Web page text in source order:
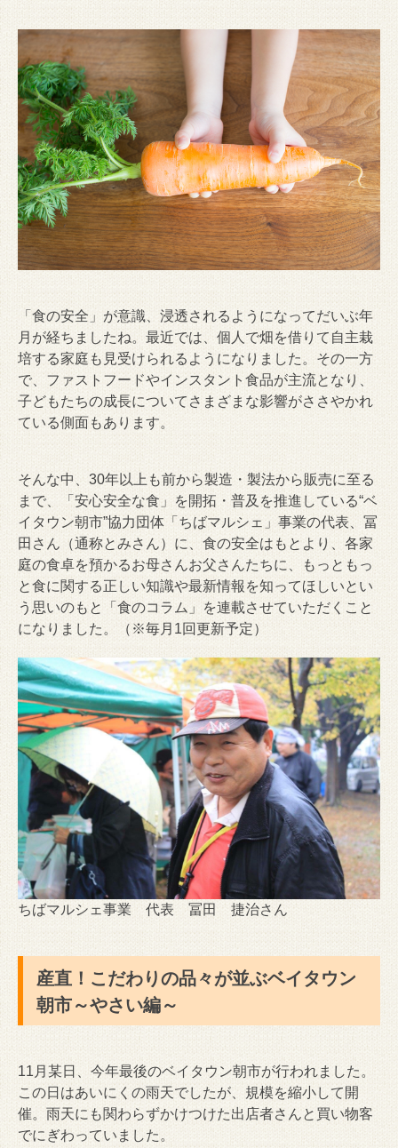
「食の安全」が意識、浸透されるようになってだいぶ年
月が経ちましたね。最近では、個人で畑を借りて自主栽
培する家庭も見受けられるようになりました。その一方
で、ファストフードやインスタント食品が主流となり、
子どもたちの成長についてさまざまな影響がささやかれ
ている側面もあります。
そんな中、30年以上も前から製造・製法から販売に至る
まで、「安心安全な食」を開拓・普及を推進している“ベ
イタウン朝市”協力団体「ちばマルシェ」事業の代表、冨
田さん（通称とみさん）に、食の安全はもとより、各家
庭の食卓を預かるお母さんお父さんたちに、もっともっ
と食に関する正しい知識や最新情報を知ってほしいとい
う思いのもと「食のコラム」を連載させていただくこと
になりました。（※毎月1回更新予定）
ちばマルシェ事業 代表 冨田 捷治さん
産直！こだわりの品々が並ぶベイタウン
朝市～やさい編～
11月某日、今年最後のベイタウン朝市が行われました。
この日はあいにくの雨天でしたが、規模を縮小して開
催。雨天にも関わらずかけつけた出店者さんと買い物客
でにぎわっていました。